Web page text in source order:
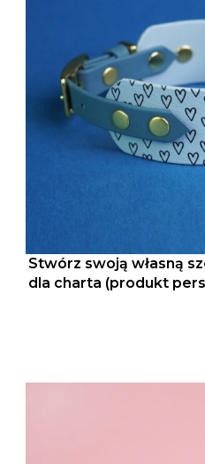
Stwórz swoją własną
dla charta (produkt